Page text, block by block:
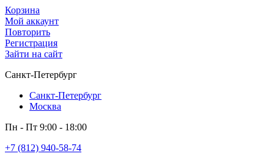
Корзина
Мой аккаунт
Повторить
Регистрация
Зайти на сайт
Санкт-Петербург
Санкт-Петербург
Москва
Пн - Пт 9:00 - 18:00
+7 (812) 940-58-74